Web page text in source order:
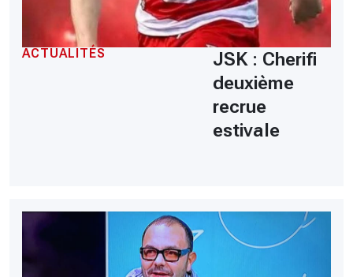
ACTUALITÉS
JSK : Cherifi
deuxième
recrue
estivale